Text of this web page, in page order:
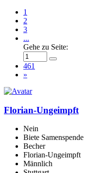
1
2
3
...
Gehe zu Seite:
461
»
Florian-Ungeimpft
Nein
Biete Samenspende
Becher
Florian-Ungeimpft
Männlich